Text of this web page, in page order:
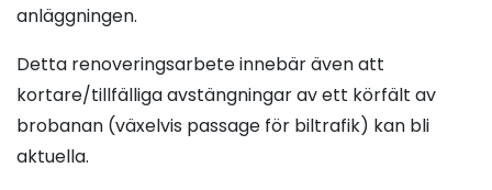
anläggningen.
Detta renoveringsarbete innebär även att
kortare/tillfälliga avstängningar av ett körfält av
brobanan (växelvis passage för biltrafik) kan bli
aktuella.